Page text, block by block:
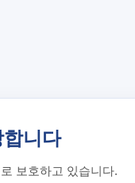
니다
보호하고 있습니다.